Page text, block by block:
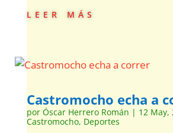
leer más
Castromocho echa a
por Óscar Herrero Román | 12 May,
Castromocho, Deportes